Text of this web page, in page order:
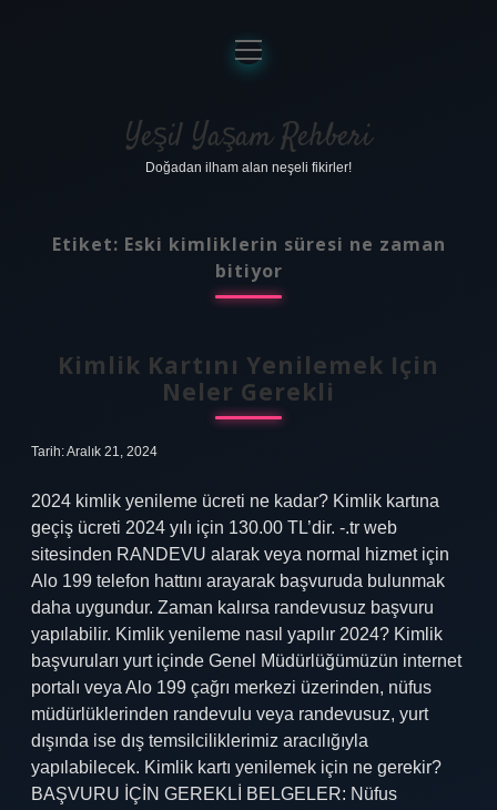
Anasayfa
Gizlilik Politikası
Yasal Uyarı
menüyü
aç
Yeşil Yaşam Rehberi
Doğadan ilham alan neşeli fikirler!
Etiket: Eski kimliklerin süresi ne zaman
bitiyor
Kimlik Kartını Yenilemek Için
Neler Gerekli
Tarih: Aralık 21, 2024
2024 kimlik yenileme ücreti ne kadar? Kimlik kartına
geçiş ücreti 2024 yılı için 130.00 TL’dir. -.tr web
sitesinden RANDEVU alarak veya normal hizmet için
Alo 199 telefon hattını arayarak başvuruda bulunmak
daha uygundur. Zaman kalırsa randevusuz başvuru
yapılabilir. Kimlik yenileme nasıl yapılır 2024? Kimlik
başvuruları yurt içinde Genel Müdürlüğümüzün internet
portalı veya Alo 199 çağrı merkezi üzerinden, nüfus
müdürlüklerinden randevulu veya randevusuz, yurt
dışında ise dış temsilciliklerimiz aracılığıyla
yapılabilecek. Kimlik kartı yenilemek için ne gerekir?
BAŞVURU İÇİN GEREKLİ BELGELER: Nüfus